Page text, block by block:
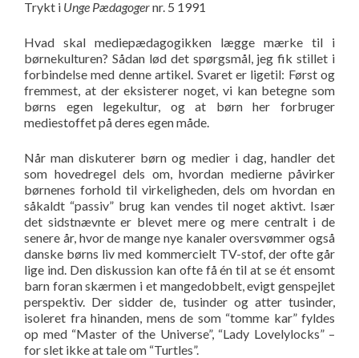
Trykt i Unge Pædagogernr. 5 1991
Hvad skal mediepædagogikken lægge mærke til i
børnekulturen? Sådan lød det spørgsmål, jeg fik stillet i
forbindelse med denne artikel. Svaret er ligetil: Først og
fremmest, at der eksisterer noget, vi kan betegne som
børns egen legekultur, og at børn her forbruger
mediestoffet på deres egen måde.
Når man diskuterer børn og medier i dag, handler det
som hovedregel dels om, hvordan medierne påvirker
børnenes forhold til virkeligheden, dels om hvordan en
såkaldt “passiv” brug kan vendes til noget aktivt. Især
det sidstnævnte er blevet mere og mere centralt i de
senere år, hvor de mange nye kanaler oversvømmer også
danske børns liv med kommercielt TV-stof, der ofte går
lige ind. Den diskussion kan ofte få én til at se ét ensomt
barn foran skærmen i et mangedobbelt, evigt genspejlet
perspektiv. Der sidder de, tusinder og atter tusinder,
isoleret fra hinanden, mens de som “tomme kar” fyldes
op med “Master of the Universe”, “Lady Lovelylocks” –
for slet ikke at tale om “Turtles”.